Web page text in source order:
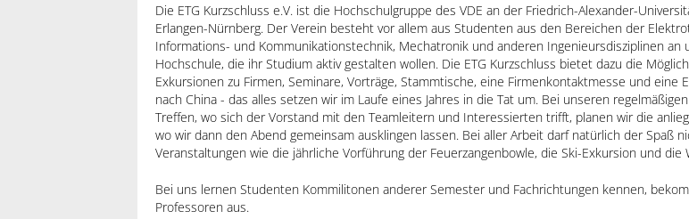
Die ETG Kurzschluss e.V. ist die Hochschulgruppe des VDE an der Friedrich-Alexander-
Erlangen-Nürnberg. Der Verein besteht vor allem aus Studenten aus den Bereichen der
Informations- und Kommunikationstechnik, Mechatronik und anderen Ingenieursdisziplinen an
Hochschule, die ihr Studium aktiv gestalten wollen. Die ETG Kurzschluss bietet dazu die
Exkursionen zu Firmen, Seminare, Vorträge, Stammtische, eine Firmenkontaktmesse und eine
nach China - das alles setzen wir im Laufe eines Jahres in die Tat um. Bei unseren regelmäßigen
Treffen, wo sich der Vorstand mit den Teamleitern und Interessierten trifft, planen wir die
wo wir dann den Abend gemeinsam ausklingen lassen. Bei aller Arbeit darf natürlich der Spaß
Veranstaltungen wie die jährliche Vorführung der Feuerzangenbowle, die Ski-Exkursion und die
Bei uns lernen Studenten Kommilitonen anderer Semester und Fachrichtungen kennen,
Professoren aus.